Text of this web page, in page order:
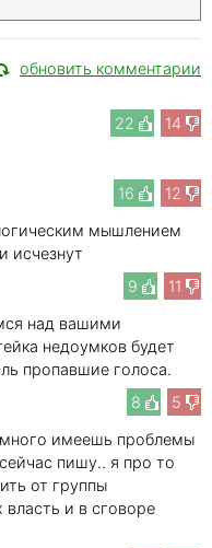
обновить комментарии
22 14
16
12
мышлением
исчезнут
9
11
над вашими
недоумков будет
пропавшие голоса.
8
5
имеешь проблемы
пишу.. я про то
от группы
власть и в сговоре